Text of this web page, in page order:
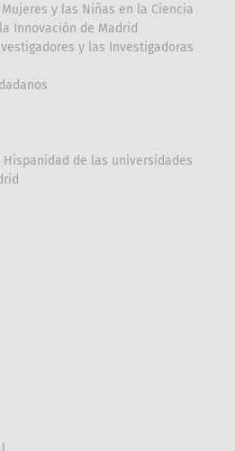
y las Niñas en la Ciencia
Innovación de Madrid
y las Investigadoras
de las universidades